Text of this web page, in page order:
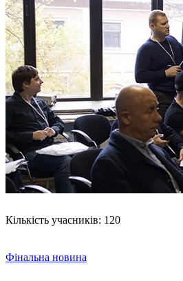
Кількість учасників: 120
Фінальна новина